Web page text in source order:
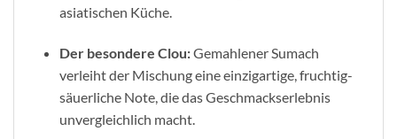
asiatischen Küche.
Der besondere Clou:Gemahlener Sumach
verleiht der Mischung eine einzigartige, fruchtig-
säuerliche Note, die das Geschmackserlebnis
unvergleichlich macht.